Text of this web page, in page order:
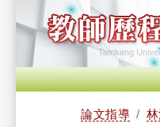
論文指導